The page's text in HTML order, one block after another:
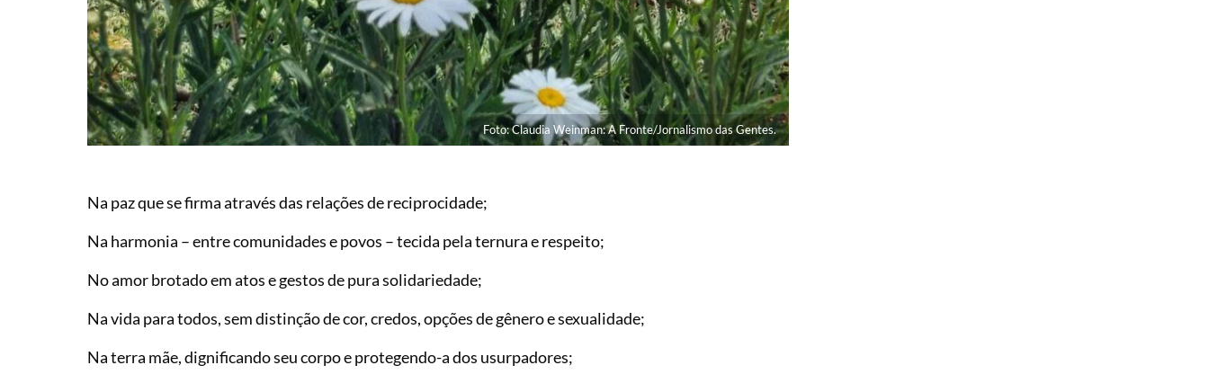
Foto: Claudia Weinman: A Fronte/Jornalismo das Gentes.
Na paz que se firma através das relações de reciprocidade;
Na harmonia – entre comunidades e povos – tecida pela ternura e respeito;
No amor brotado em atos e gestos de pura solidariedade;
Na vida para todos, sem distinção de cor, credos, opções de gênero e sexualidade;
Na terra mãe, dignificando seu corpo e protegendo-a dos usurpadores;